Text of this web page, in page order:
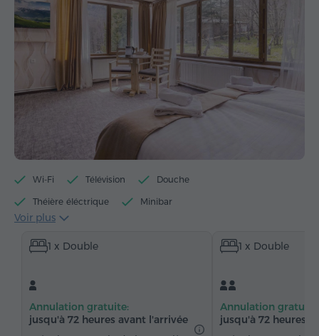
Wi-Fi Télévision Douche
Théière éléctrique Minibar
Articles de toilette gratuits
Chaussons Chauffage
Moquette Thé/Café
Fer à repasser avec planche (sur demande)
Voir plus
1 x Double
Annulation gratuite:
jusqu'à 72 heures avant l'arrivée
1 x Double
Annulation gratuite:
jusqu'à 72 heures